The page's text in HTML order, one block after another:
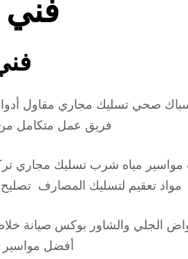
صحي تسليك مجاري مقاول
فريق عمل متكامل من
مياه شرب تسليك مجاري
مواد تعقيم لتسليك المصارف
الجلي والشاور بوكس صيانة
أفضل مواسير